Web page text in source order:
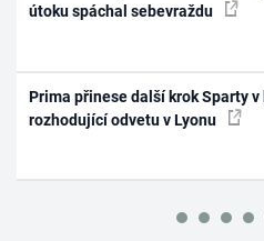
útoku spáchal sebevraždu
Prima přinese další krok Sparty
rozhodující odvetu v Lyonu